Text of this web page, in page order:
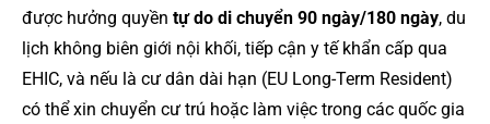
được hưởng quyền tự do di chuyển 90 ngày/180 ngày, du
lịch không biên giới nội khối, tiếp cận y tế khẩn cấp qua
EHIC, và nếu là cư dân dài hạn (EU Long-Term Resident)
có thể xin chuyển cư trú hoặc làm việc trong các quốc gia